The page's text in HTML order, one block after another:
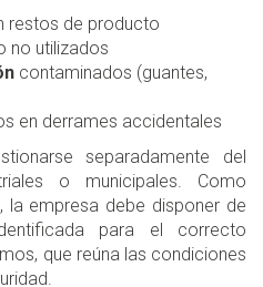
restos de producto
no utilizados
contaminados (guantes,
en derrames accidentales
separadamente del
o municipales. Como
la empresa debe disponer de
para el correcto
que reúna las condiciones